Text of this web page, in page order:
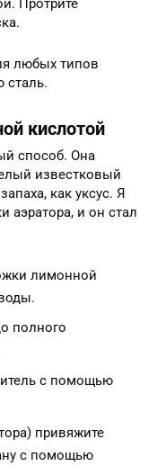
Протрите
любых типов
кислотой
способ. Она
известковый
как уксус. Я
аэратора, и он стал
лимонной
полного
с помощью
привяжите
с помощью